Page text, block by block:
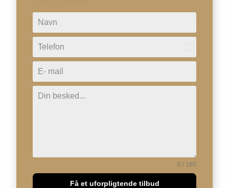
+45
0 / 180
Få et uforpligtende tilbud